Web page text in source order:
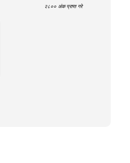
२८०० अंक प्राप्त गरे